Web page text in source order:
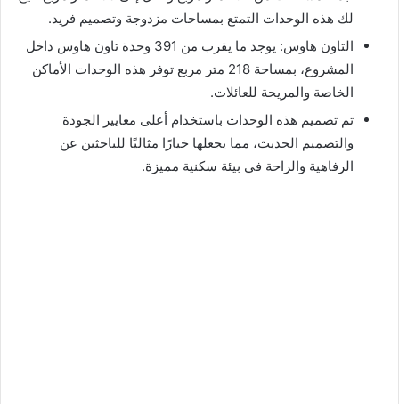
لك هذه الوحدات التمتع بمساحات مزدوجة وتصميم فريد.
التاون هاوس: يوجد ما يقرب من 391 وحدة تاون هاوس داخل
المشروع، بمساحة 218 متر مربع توفر هذه الوحدات الأماكن
الخاصة والمريحة للعائلات.
تم تصميم هذه الوحدات باستخدام أعلى معايير الجودة
والتصميم الحديث، مما يجعلها خيارًا مثاليًا للباحثين عن
الرفاهية والراحة في بيئة سكنية مميزة.